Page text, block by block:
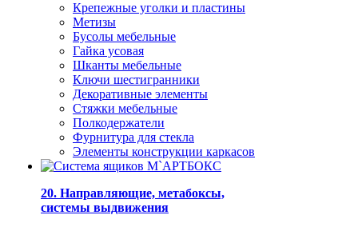
Крепежные уголки и пластины
Метизы
Бусолы мебельные
Гайка усовая
Шканты мебельные
Ключи шестигранники
Декоративные элементы
Стяжки мебельные
Полкодержатели
Фурнитура для стекла
Элементы конструкции каркасов
20. Направляющие, метабоксы,
системы выдвижения